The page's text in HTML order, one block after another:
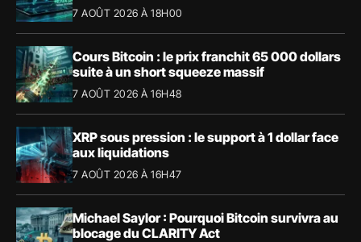
7 AOÛT 2026 À 18H00
Cours Bitcoin : le prix franchit 65 000 dollars
suite à un short squeeze massif
7 AOÛT 2026 À 16H48
XRP sous pression : le support à 1 dollar face
aux liquidations
7 AOÛT 2026 À 16H47
Michael Saylor : Pourquoi Bitcoin survivra au
blocage du CLARITY Act